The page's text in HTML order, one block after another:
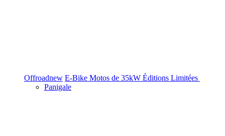
Offroadnew E-Bike Motos de 35kW Éditions Limitées
Panigale